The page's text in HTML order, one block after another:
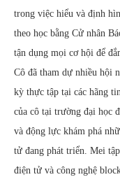
trong việc hiểu và định
theo học bằng Cử nhân
tận dụng mọi cơ hội để
Cô đã tham dự nhiều hội
kỳ thực tập tại các hãng
của cô tại trường đại học
và động lực khám phá
tử đang phát triển. Mei
điện tử và công nghệ